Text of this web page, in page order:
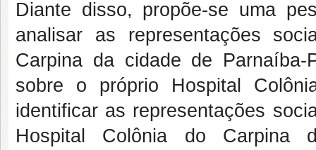
Diante disso, propõe-se uma
analisar as representações
Carpina da cidade de
sobre o próprio Hospital
identificar as representações
Hospital Colônia do Carpina